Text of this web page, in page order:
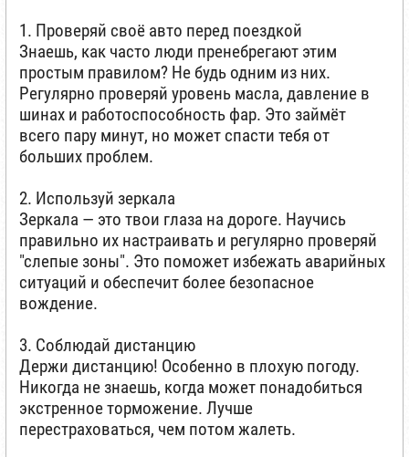
1. Проверяй своё авто перед поездкой
Знаешь, как часто люди пренебрегают этим
простым правилом? Не будь одним из них.
Регулярно проверяй уровень масла, давление в
шинах и работоспособность фар. Это займёт
всего пару минут, но может спасти тебя от
больших проблем.
2. Используй зеркала
Зеркала — это твои глаза на дороге. Научись
правильно их настраивать и регулярно проверяй
"слепые зоны". Это поможет избежать аварийных
ситуаций и обеспечит более безопасное
вождение.
3. Соблюдай дистанцию
Держи дистанцию! Особенно в плохую погоду.
Никогда не знаешь, когда может понадобиться
экстренное торможение. Лучше
перестраховаться, чем потом жалеть.